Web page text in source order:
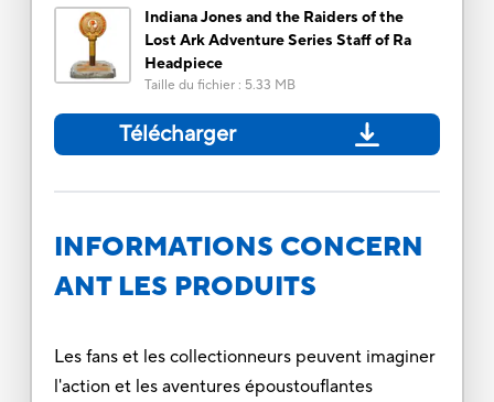
Indiana Jones and the Raiders of the
Lost Ark Adventure Series Staff of Ra
Headpiece
Taille du fichier: 5.33 MB
Télécharger
INFORMATIONS CONCERN
ANT LES PRODUITS
Les fans et les collectionneurs peuvent imaginer
l'action et les aventures époustouflantes